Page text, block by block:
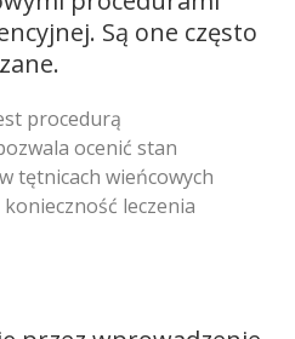
Są one często
procedurą
ocenić stan
tętnicach wieńcowych
leczenia